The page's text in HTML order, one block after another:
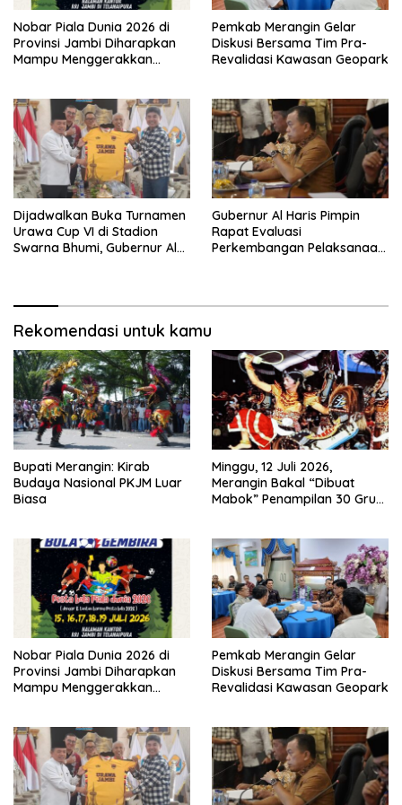
Nobar Piala Dunia 2026 di
Provinsi Jambi Diharapkan
Mampu Menggerakkan
Pemkab Merangin Gelar
Diskusi Bersama Tim Pra-
Revalidasi Kawasan Geopark
Dijadwalkan Buka Turnamen
Urawa Cup VI di Stadion
Swarna Bhumi, Gubernur Al
Gubernur Al Haris Pimpin
Rapat Evaluasi
Perkembangan Pelaksanaan
Rekomendasi untuk kamu
Bupati Merangin: Kirab
Budaya Nasional PKJM Luar
Biasa
Minggu, 12 Juli 2026,
Merangin Bakal “Dibuat
Mabok” Penampilan 30 Grup
Nobar Piala Dunia 2026 di
Provinsi Jambi Diharapkan
Mampu Menggerakkan
Pemkab Merangin Gelar
Diskusi Bersama Tim Pra-
Revalidasi Kawasan Geopark